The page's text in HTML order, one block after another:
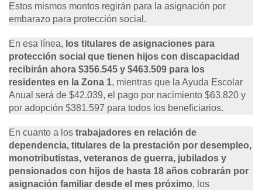
Estos mismos montos regirán para la asignación por
embarazo para protección social.
En esa línea, los titulares de asignaciones para
protección social que tienen hijos con discapacidad
recibirán ahora $356.545 y $463.509 para los
residentes en la Zona 1, mientras que la Ayuda Escolar
Anual será de $42.039, el pago por nacimiento $63.820 y
por adopción $381.597 para todos los beneficiarios.
En cuanto a los trabajadores en relación de
dependencia, titulares de la prestación por desempleo,
monotributistas, veteranos de guerra, jubilados y
pensionados con hijos de hasta 18 años cobrarán por
asignación familiar desde el mes próximo, los